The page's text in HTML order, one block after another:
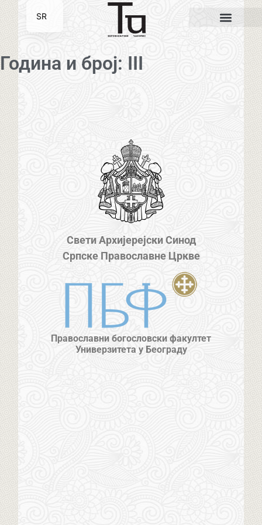
Година и број: III
Свети Архијерејски Синод
Српске Православне Цркве
Православни богословски факултет
Универзитета у Београду
SR
EN